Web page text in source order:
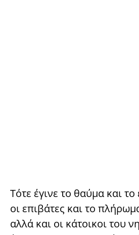
Τότε έγινε το θαύμα και το
οι επιβάτες και το
αλλά και οι κάτοικοι του